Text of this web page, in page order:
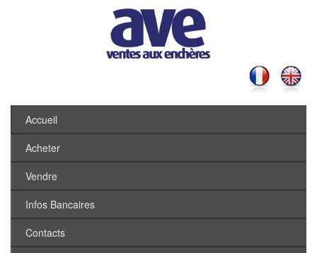
Accueil
Acheter
Vendre
Infos Bancaires
Contacts